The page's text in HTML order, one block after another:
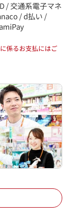
/ 交通系電子マネ
/ d払い /
係るお支払にはご